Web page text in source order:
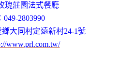
瑰莊園法式餐廳
049-2803990
大同村定遠新村24-1號
www.prl.com.tw/